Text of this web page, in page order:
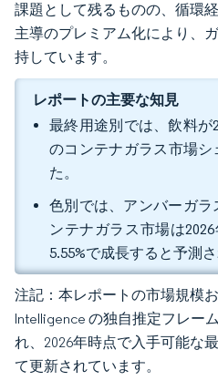
課題として残るものの、循環
主導のプレミアム化により、
持しています。
レポートの主要な知見
最終用途別では、飲料が
のコンテナガラス市場シ
た。
色別では、アンバーガラ
ンテナガラス市場は
5.55%で成長すると予測さ
注記：本レポートの市場規模
Intelligence の独自推定フレー
れ、2026年時点で入手可能な
て更新されています。